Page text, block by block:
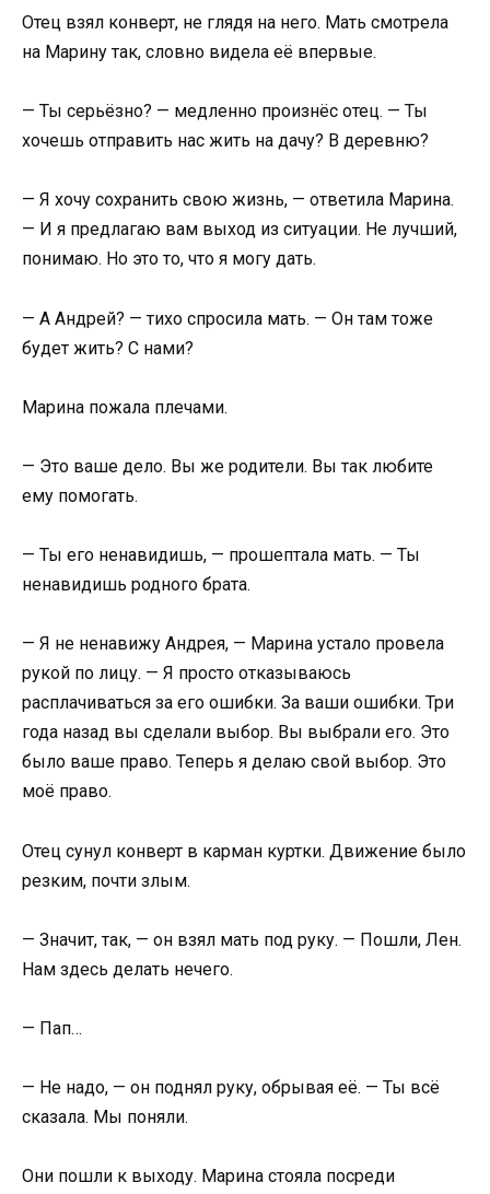
Отец взял конверт, не глядя на него. Мать смотрела
на Марину так, словно видела её впервые.
— Ты серьёзно? — медленно произнёс отец. — Ты
хочешь отправить нас жить на дачу? В деревню?
— Я хочу сохранить свою жизнь, — ответила Марина.
— И я предлагаю вам выход из ситуации. Не лучший,
понимаю. Но это то, что я могу дать.
— А Андрей? — тихо спросила мать. — Он там тоже
будет жить? С нами?
Марина пожала плечами.
— Это ваше дело. Вы же родители. Вы так любите
ему помогать.
— Ты его ненавидишь, — прошептала мать. — Ты
ненавидишь родного брата.
— Я не ненавижу Андрея, — Марина устало провела
рукой по лицу. — Я просто отказываюсь
расплачиваться за его ошибки. За ваши ошибки. Три
года назад вы сделали выбор. Вы выбрали его. Это
было ваше право. Теперь я делаю свой выбор. Это
моё право.
Отец сунул конверт в карман куртки. Движение было
резким, почти злым.
— Значит, так, — он взял мать под руку. — Пошли, Лен.
Нам здесь делать нечего.
— Пап…
— Не надо, — он поднял руку, обрывая её. — Ты всё
сказала. Мы поняли.
Они пошли к выходу. Марина стояла посреди